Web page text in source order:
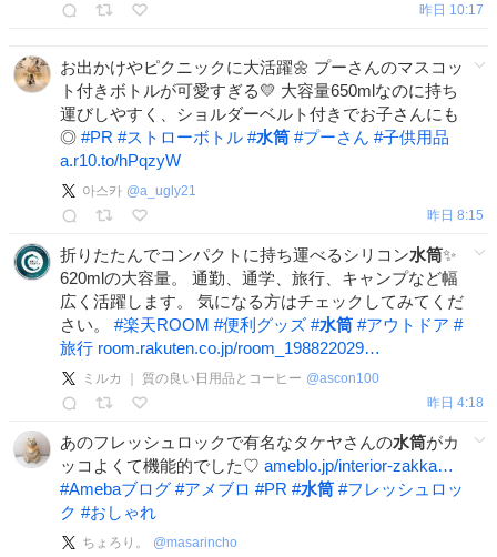
昨日 10:17
お出かけやピクニックに大活躍🌼 プーさんのマスコッ
ト付きボトルが可愛すぎる💛 大容量650mlなのに持ち
運びしやすく、ショルダーベルト付きでお子さんにも
◎ #PR #ストローボトル #水筒 #プーさん #子供用品
a.r10.to/hPqzyW
아스카 @a_ugly21
昨日 8:15
折りたたんでコンパクトに持ち運べるシリコン水筒✨
620mlの大容量。 通勤、通学、旅行、キャンプなど幅
広く活躍します。 気になる方はチェックしてみてくだ
さい。 #楽天ROOM #便利グッズ #水筒 #アウトドア #
旅行 room.rakuten.co.jp/room_198822029…
ミルカ ｜ 質の良い日用品とコーヒー @ascon100
昨日 4:18
あのフレッシュロックで有名なタケヤさんの水筒がカ
ッコよくて機能的でした♡ ameblo.jp/interior-zakka…
#Amebaブログ #アメブロ #PR #水筒 #フレッシュロッ
ク #おしゃれ
ちょろり。 @masarincho